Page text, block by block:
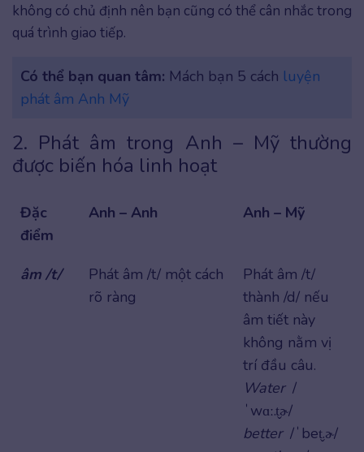
không có chủ định nên bạn cũng có thể cân nhắc trong
quá trình giao tiếp.
Có thể bạn quan tâm: Mách bạn 5 cách luyện
phát âm Anh Mỹ
2. Phát âm trong Anh – Mỹ thường
được biến hóa linh hoạt
Đặc
điểm
Anh – Anh Anh – Mỹ
âm /t/
Phát âm /t/ một cách
rõ ràng
Phát âm /t/
thành /d/ nếu
âm tiết này
không nằm vị
trí đầu câu.
Water/
ˈwɑː.t̬ɚ/
better/ˈbet̬.ɚ/